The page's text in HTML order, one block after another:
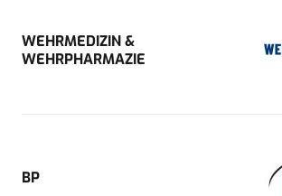
WEHRMEDIZIN &
WEHRPHARMAZIE
BP